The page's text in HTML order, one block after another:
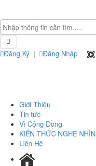
Đăng Ký | Đăng Nhập
Giới Thiệu
Tin tức
Vì Cộng Đồng
KIẾN THỨC NGHE NHÌN
Liên Hệ